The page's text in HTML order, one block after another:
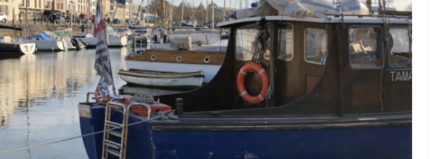
Bretagne Télé 6 août 2026 Bretagne Télé